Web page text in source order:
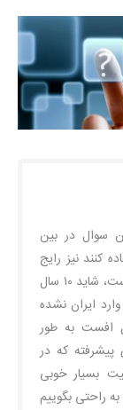
سوال در بین
کنند نیز رایج
است. دلیل این ابهام شروع کار چاپ دیجیتال است، شاید ۱۰ سال
ایران نشده
افست به طور
که در
بسیار خوبی
راحتی بگوییم